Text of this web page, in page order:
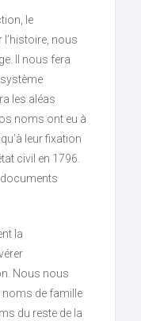
le
nous
Il nous fera
les aléas
noms ont eu à
leur fixation
civil en 1796.
documents
la
Nous nous
de famille
du reste de la